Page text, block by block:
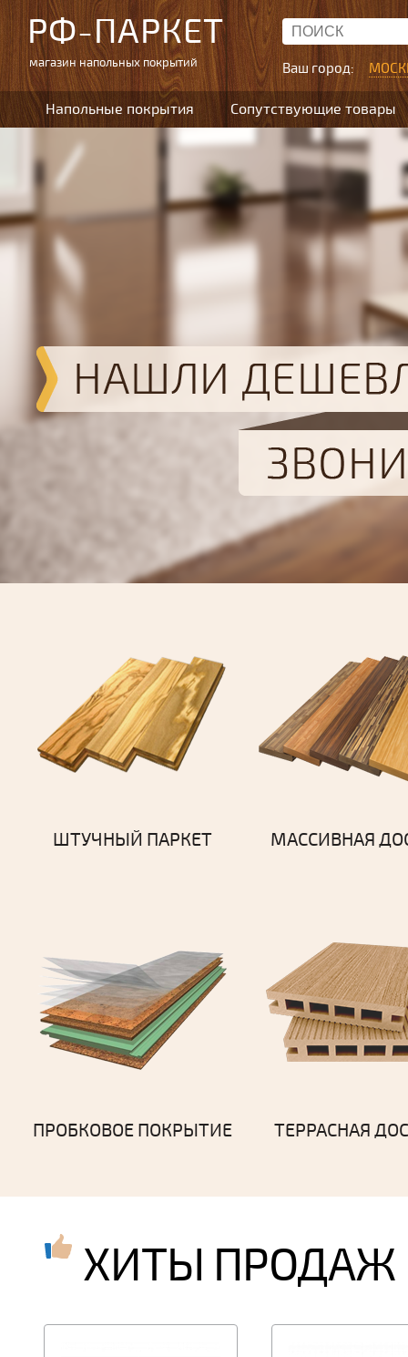
РФ-ПАРКЕТ
магазин напольных покрытий Ваш город:
Напольные покрытия Сопутствующие товары
ШТУЧНЫЙ ПАРКЕТ МАССИВНАЯ
ПРОБКОВОЕ ПОКРЫТИЕ ТЕРРАСНАЯ
ХИТЫ ПРОДАЖ